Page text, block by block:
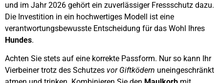
und im Jahr 2026 gehört ein zuverlässiger Fressschutz dazu.
Die Investition in ein hochwertiges Modell ist eine
verantwortungsbewusste Entscheidung für das Wohl Ihres
Hundes.
Achten Sie stets auf eine korrekte Passform. Nur so kann Ihr
Vierbeiner trotz des Schutzes vor Giftködern uneingeschränkt